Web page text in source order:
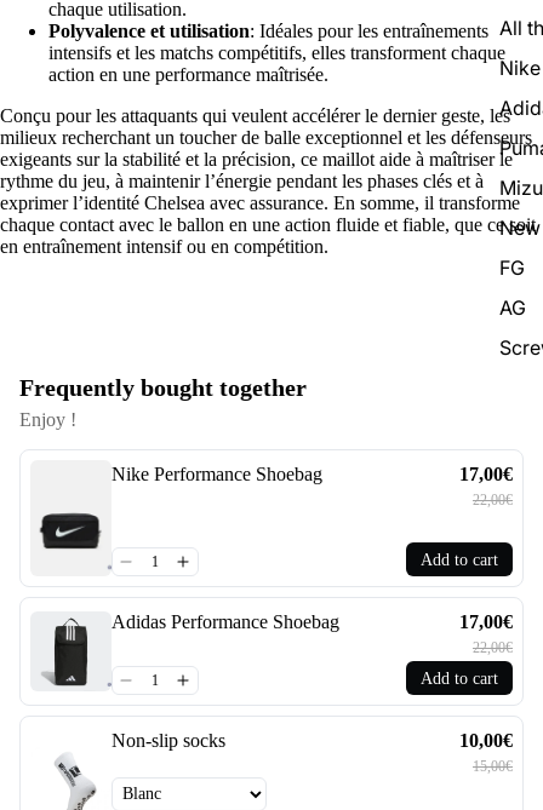
All
Nike
FG
AG
chaque utilisation.
Polyvalence et utilisation: Idéales pour les entraînements
intensifs et les matchs compétitifs, elles transforment chaque
action en une performance maîtrisée.
Conçu pour les attaquants qui veulent accélérer le dernier geste, les
milieux recherchant un toucher de balle exceptionnel et les défenseurs
exigeants sur la stabilité et la précision, ce maillot aide à maîtriser le
rythme du jeu, à maintenir l’énergie pendant les phases clés et à
exprimer l’identité Chelsea avec assurance. En somme, il transforme
chaque contact avec le ballon en une action fluide et fiable, que ce soit
en entraînement intensif ou en compétition.
Frequently bought together
Enjoy !
Nike Performance Shoebag 17,00€
22,00€
Add to cart
Adidas Performance Shoebag 17,00€
22,00€
Add to cart
Non-slip socks 10,00€
15,00€